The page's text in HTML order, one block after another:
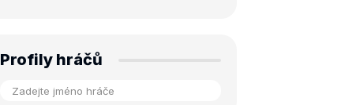
Profily hráčů